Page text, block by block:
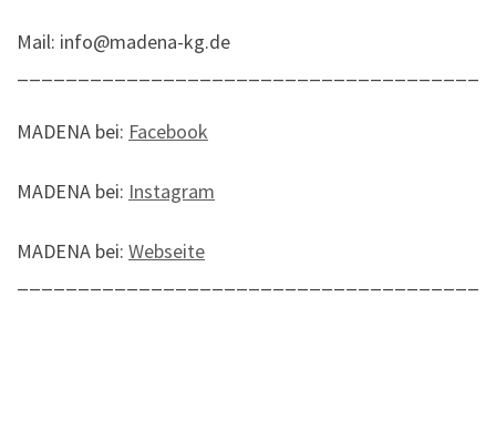
Mail: info@madena-kg.de
MADENA bei: Facebook
MADENA bei: Instagram
MADENA bei: Webseite